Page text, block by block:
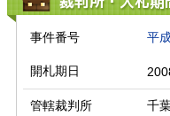
事件番号 平
開札期日
管轄裁判所 千